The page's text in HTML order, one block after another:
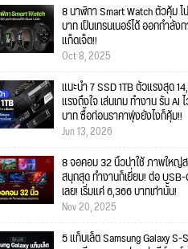
8 นาฬิกา Smart Watch ตัวคุ้ม โ
บาท เป็นเทรนเนอร์ได้ ออกกำลัง
แก็ดเจ็ต!!
Oct 8, 2025
แนะนำ 7 SSD 1TB ตัวแรงสุด
แรงถึงใจ เล่นเกม ทำงาน รัน AI
บาท ซื้อก่อนราคาพุ่งยังไงก็คุ้ม!!
Jun 13, 2026
8 จอคอม 32 นิ้วน่าใช้ ภาพใหญ่
สนุกสุด ทำงานก็เยี่ยม! ต่อ USB-
เลย! เริ่มแค่ 6,366 บาทเท่านั้น!
Nov 20, 2025
5 แท็บเล็ต Samsung Galaxy S-